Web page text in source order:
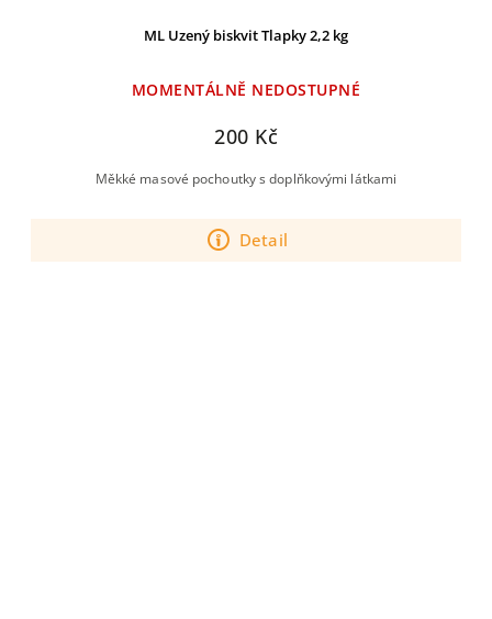
ML Uzený biskvit Tlapky 2,2 kg
MOMENTÁLNĚ NEDOSTUPNÉ
200 Kč
Detail
Měkké masové pochoutky s doplňkovými látkami